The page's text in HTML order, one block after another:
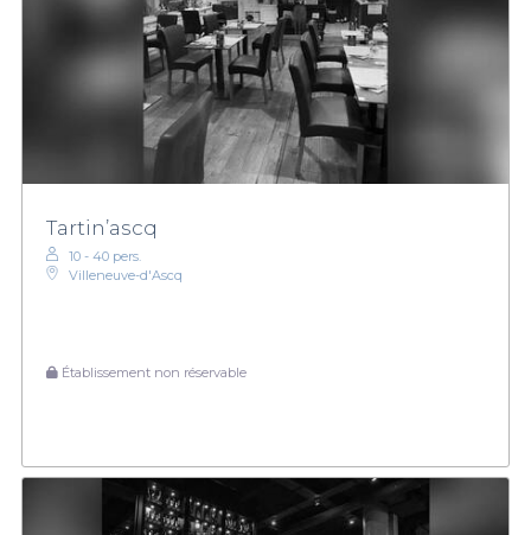
Tartin’ascq
10 - 40 pers.
Villeneuve-d'Ascq
Établissement non réservable